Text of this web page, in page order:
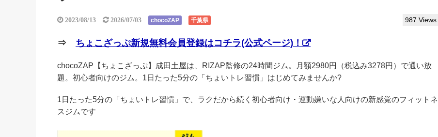
2023/08/13 2026/07/03 chocoZAP 千葉県 987 Views
⇒ ちょこざっぷ新規無料会員登録はコチラ(公式ページ)！
chocoZAP【ちょこざっぷ】成田土屋は、RIZAP監修の24時間ジム。月額2980円（税込み3278円）で通い放
題。初心者向けのジム。1日たった5分の「ちょいトレ習慣」はじめてみませんか?
1日たった5分の「ちょいトレ習慣」で、ラクだから続く初心者向け・運動嫌いな人向けの新感覚のフィットネ
スジムです